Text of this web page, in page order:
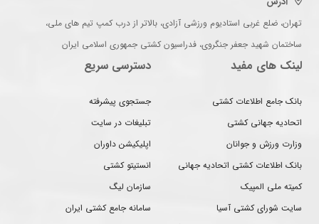
تهران، ضلع غربی استادیوم ورزشی آزادی، بالاتر از درب کمپ تیم های ملی،
ساختمان شهید جعفر جنگروی، فدراسیون کشتی جمهوری اسلامی ایران
لینک های مفید
بانک جامع اطلاعات کشتی
اتحادیه جهانی کشتی
وزارت ورزش و جوانان
بانک اطلاعات کشتی اتحادیه جهانی
کمیته ملی المپیک
سایت شورای کشتی آسیا
دسترسی سریع
جستجوی پیشرفته
تبلیغات در سایت
اپلیکیشن داوران
انستیتو کشتی
سازمان لیگ
سامانه جامع کشتی ایران